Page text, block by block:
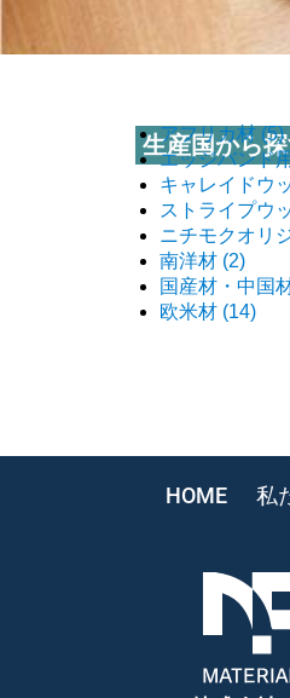
生産国から
アフリカ材 (5)
エッジバンド
キャレイドウ
ストライプウ
ニチモクオリ
南洋材 (2)
国産材・中国
欧米材 (14)
HOME 私